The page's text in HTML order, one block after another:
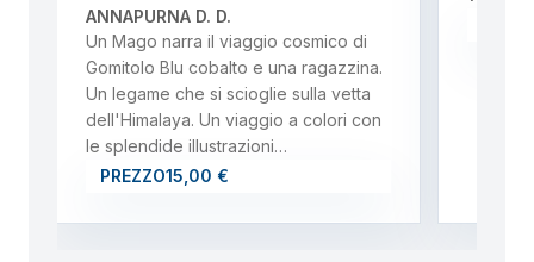
ANNAPURNA D. D.
Un Mago narra il viaggio cosmico di
Gomitolo Blu cobalto e una ragazzina.
Un legame che si scioglie sulla vetta
dell'Himalaya. Un viaggio a colori con
le splendide illustrazioni…
PREZZO15,00 €